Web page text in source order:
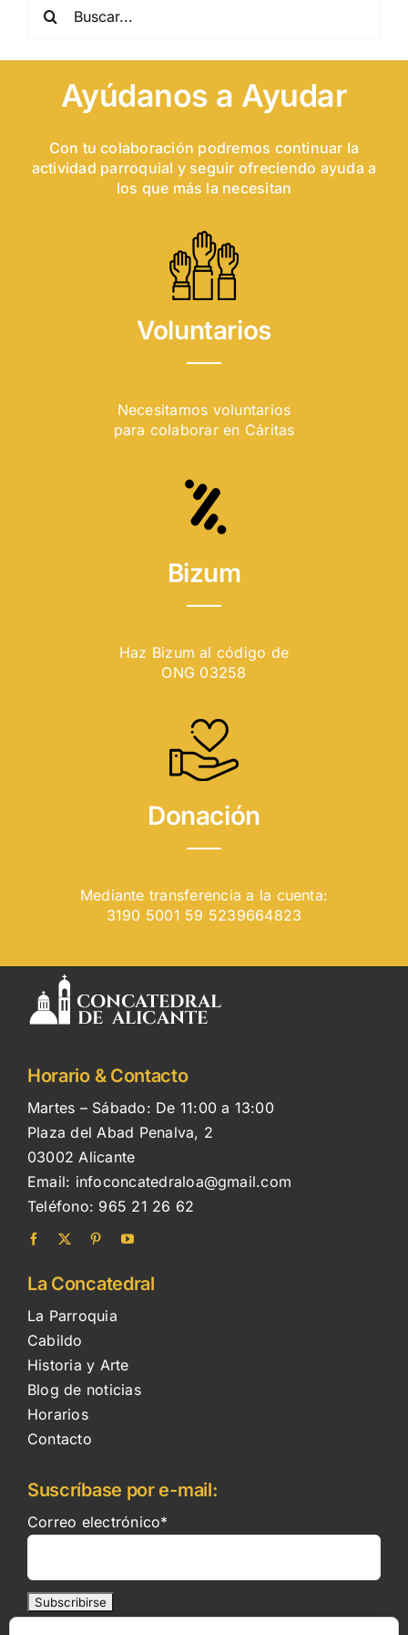
Ayúdanos a Ayudar
Con tu colaboración podremos continuar la
actividad parroquial y seguir ofreciendo ayuda a
los que más la necesitan
Voluntarios
Necesitamos voluntarios
para colaborar en Cáritas
Bizum
Haz Bizum al código de
ONG 03258
Donación
Mediante transferencia a la cuenta:
3190 5001 59 5239664823
Horario & Contacto
Martes – Sábado: De 11:00 a 13:00
Plaza del Abad Penalva, 2
03002 Alicante
Email: infoconcatedraloa@gmail.com
Teléfono: 965 21 26 62
La Concatedral
La Parroquia
Cabildo
Historia y Arte
Blog de noticias
Horarios
Contacto
Suscríbase por e-mail:
Correo electrónico*